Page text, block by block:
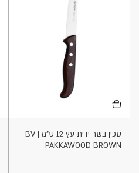
סכין בשר ידית עץ 12 ס"מ BV |
PAKKAWOOD BROWN